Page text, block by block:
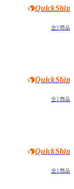
QuickShip
全3商品
QuickShip
全1商品
QuickShip
全1商品